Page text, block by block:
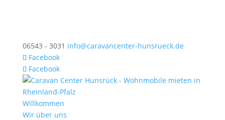
06543 - 3031 info@caravancenter-hunsrueck.de
Facebook
Facebook
Willkommen
Wir über uns